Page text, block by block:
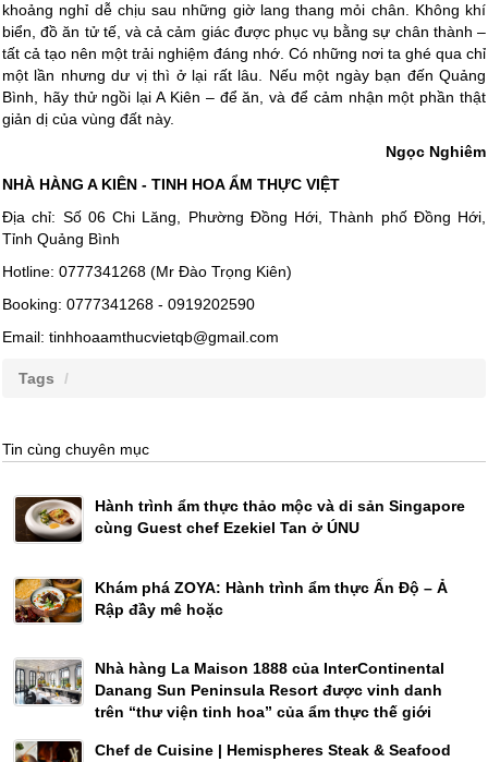
khoảng nghỉ dễ chịu sau những giờ lang thang mỏi chân. Không khí
biển, đồ ăn tử tế, và cả cảm giác được phục vụ bằng sự chân thành –
tất cả tạo nên một trải nghiệm đáng nhớ. Có những nơi ta ghé qua chỉ
một lần nhưng dư vị thì ở lại rất lâu. Nếu một ngày bạn đến Quảng
Bình, hãy thử ngồi lại A Kiên – để ăn, và để cảm nhận một phần thật
giản dị của vùng đất này.
Ngọc Nghiêm
NHÀ HÀNG A KIÊN - TINH HOA ẨM THỰC VIỆT
Địa chỉ: Số 06 Chi Lăng, Phường Đồng Hới, Thành phố Đồng Hới,
Tỉnh Quảng Bình
Hotline: 0777341268 (Mr Đào Trọng Kiên)
Booking: 0777341268 - 0919202590
Email: tinhhoaamthucvietqb@gmail.com
Tags
Tin cùng chuyên mục
Hành trình ẩm thực thảo mộc và di sản Singapore
cùng Guest chef Ezekiel Tan ở ÚNU
Khám phá ZOYA: Hành trình ẩm thực Ấn Độ – Ả
Rập đầy mê hoặc
Nhà hàng La Maison 1888 của InterContinental
Danang Sun Peninsula Resort được vinh danh
trên “thư viện tinh hoa” của ẩm thực thế giới
Chef de Cuisine | Hemispheres Steak & Seafood